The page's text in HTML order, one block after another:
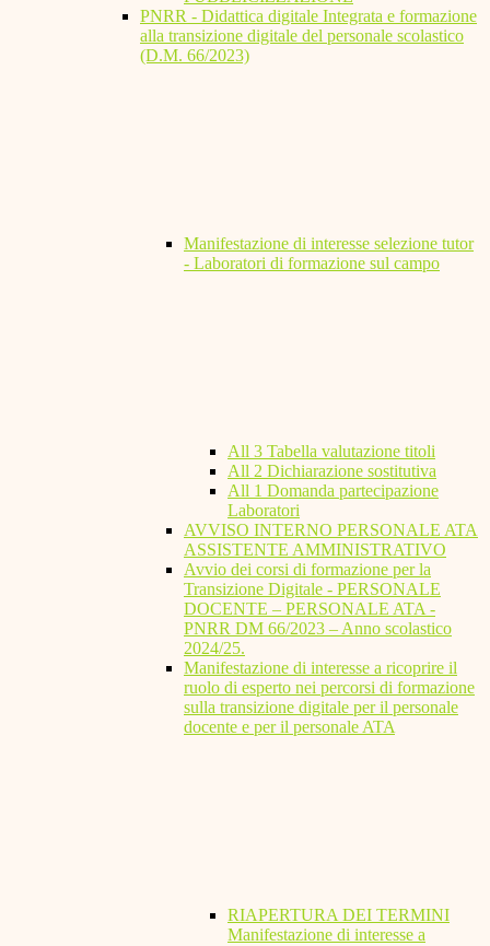
PNRR - Didattica digitale Integrata e formazione
alla transizione digitale del personale scolastico
(D.M. 66/2023)
Manifestazione di interesse selezione tutor
- Laboratori di formazione sul campo
All 3 Tabella valutazione titoli
All 2 Dichiarazione sostitutiva
All 1 Domanda partecipazione
Laboratori
AVVISO INTERNO PERSONALE ATA
ASSISTENTE AMMINISTRATIVO
Avvio dei corsi di formazione per la
Transizione Digitale - PERSONALE
DOCENTE – PERSONALE ATA -
PNRR DM 66/2023 – Anno scolastico
2024/25.
Manifestazione di interesse a ricoprire il
ruolo di esperto nei percorsi di formazione
sulla transizione digitale per il personale
docente e per il personale ATA
RIAPERTURA DEI TERMINI
Manifestazione di interesse a